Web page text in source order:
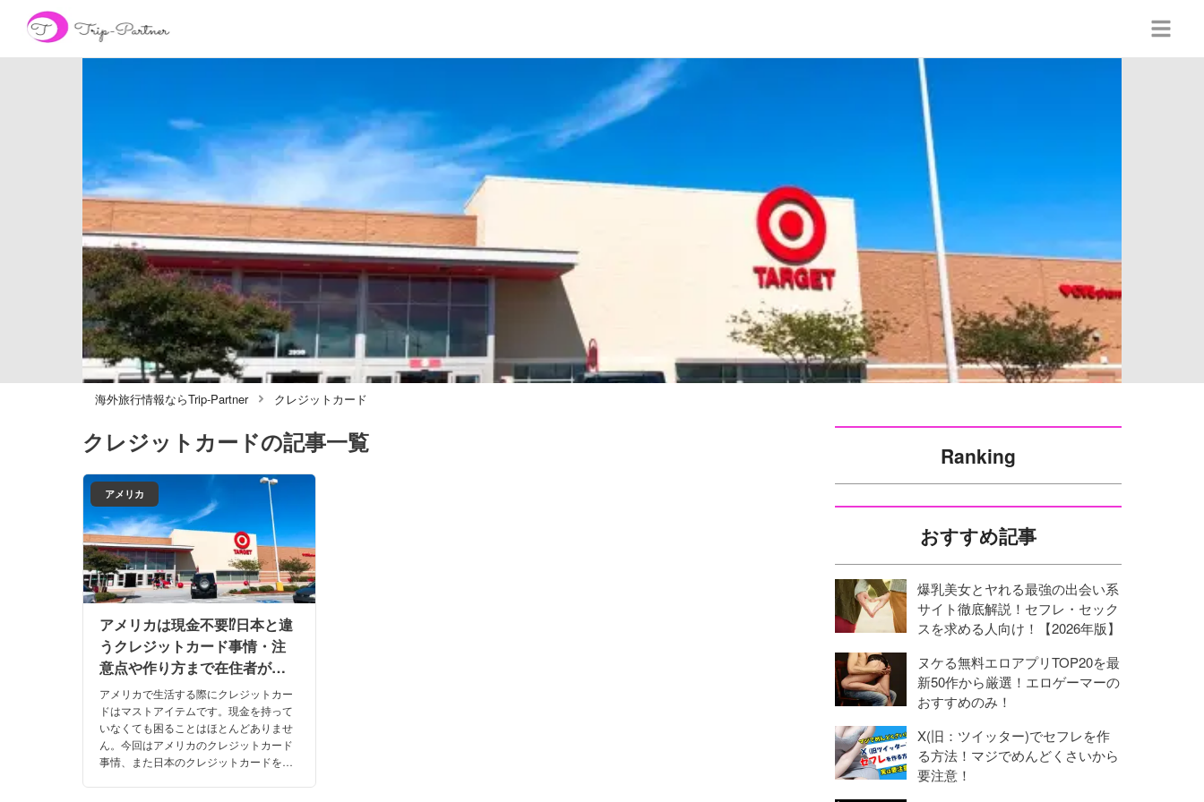
海外旅行情報ならTrip-Partner クレジットカード
クレジットカードの記事一覧
アメリカ
アメリカは現金不要⁉日本と違
うクレジットカード事情・注
意点や作り方まで在住者がご
紹介！
アメリカで生活する際にクレジットカー
ドはマストアイテムです。現金を持って
いなくても困ることはほとんどありませ
ん。今回はアメリカのクレジットカード
事情、また日本のクレジットカードをア
Ranking
おすすめ記事
爆乳美女とヤれる最強の出会い系
サイト徹底解説！セフレ・セック
スを求める人向け！【2026年版】
ヌケる無料エロアプリTOP20を最
新50作から厳選！エロゲーマーの
おすすめのみ！
X(旧：ツイッター)でセフレを作
る方法！マジでめんどくさいから
要注意！